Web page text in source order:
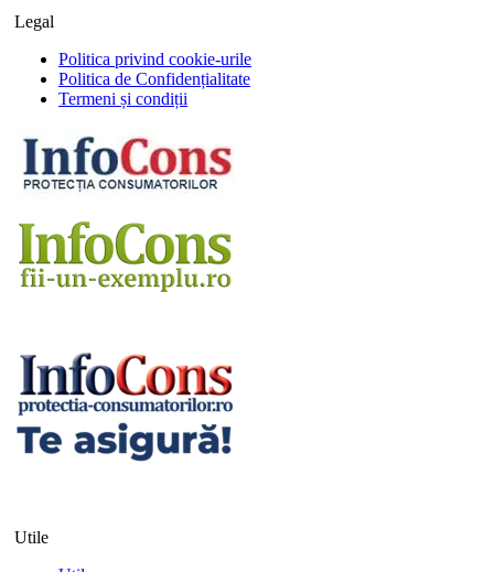
Legal
Politica privind cookie-urile
Politica de Confidențialitate
Termeni și condiții
Utile